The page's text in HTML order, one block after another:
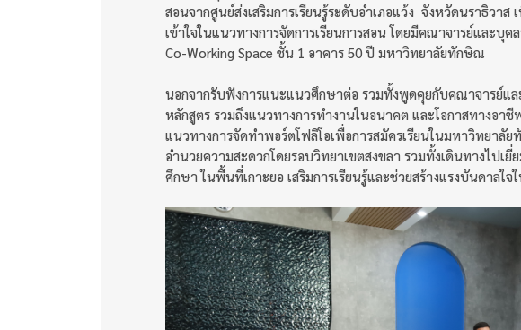
สอนจากศูนย์ส่งเสริมการเรียนรู้ระดับอำเภอแว้ง จังหวัดนราธิวา
เข้าใจในแนวทางการจัดการเรียนการสอน โดยมีคณาจารย์และบุ
Co-Working Space ชั้น 1 อาคาร 50 ปี มหาวิทยาลัยทักษิณ
นอกจากรับฟังการแนะแนวศึกษาต่อ รวมทั้งพูดคุยกับคณาจารย์แล
หลักสูตร รวมถึงแนวทางการทำงานในอนาคต และโอกาสทางอ
แนวทางการจัดทำพอร์ตโฟลิโอเพื่อการสมัครเรียนในมหาวิทยาลั
อำนวยความสะดวกโดยรอบวิทยาเขตสงขลา รวมทั้งเดินทางไ
ศึกษา ในพื้นที่เกาะยอ เสริมการเรียนรู้และช่วยสร้างแรงบันดาล